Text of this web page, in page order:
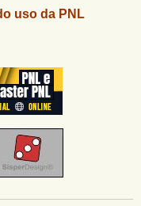
uso da PNL